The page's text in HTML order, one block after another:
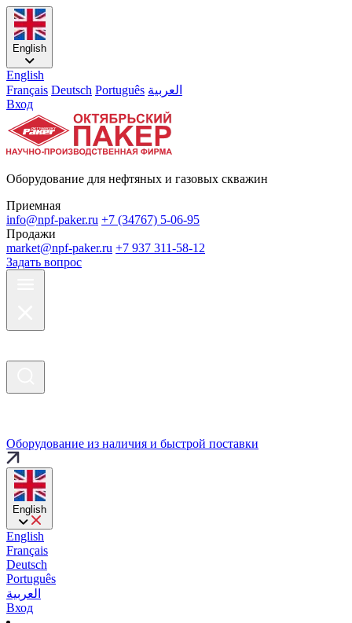
English
English
Français Deutsch Português العربية
Вход
Оборудование для нефтяных и газовых скважин
Приемная
info@npf-paker.ru +7 (34767) 5-06-95
Продажи
market@npf-paker.ru +7 937 311-58-12
Задать вопрос
Оборудование из наличия и быстрой поставки
English
English
Français
Deutsch
Português
العربية
Вход